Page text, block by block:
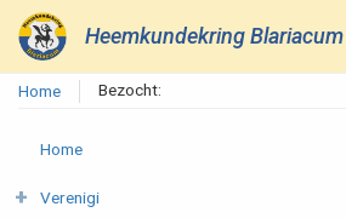
Heemkundekring Blariacum
Home Bezocht:
Home
Verenigi